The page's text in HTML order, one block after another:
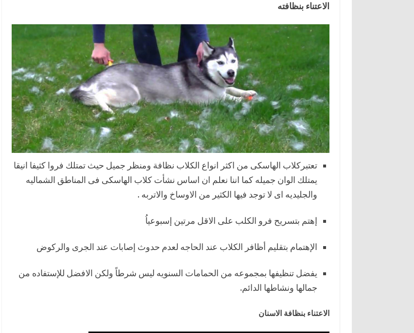
الاعتناء بنظافته
تعتبركلاب الهاسكى من اكثر انواع الكلاب نظافة ومنظر جميل حيث تمتلك فروا كثيفا انيقا
يمتلك الوان جميله كما اننا نعلم ان اساس نشأت كلاب الهاسكى فى المناطق الشماليه
والجليديه اى لا توجد فيها الكثير من الاوساخ والاتربه .
إهتم بتسريح فرو الكلب على الاقل مرتين إسبوعياُ
الإهتمام بتقليم أظافر الكلاب عند الحاجه لعدم حدوث إصابات عند الجرى والركوض
يفضل تنظيفها بمجموعه من الحمامات السنويه ليس شرطاً ولكن الافضل للإستفاده من
جمالها ونشاطها الدائم.
الاعتناء بنظافة الاسنان